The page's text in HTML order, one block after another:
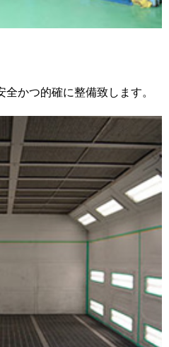
かつ的確に整備致します。